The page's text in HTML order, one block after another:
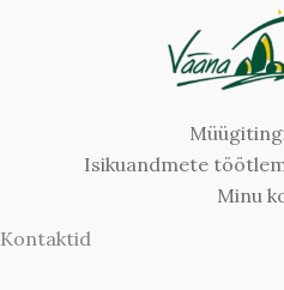
Isikuandmete
Minu
Kontaktid